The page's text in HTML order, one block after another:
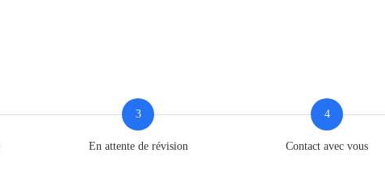
3
En attente de révision
4
Contact avec vous